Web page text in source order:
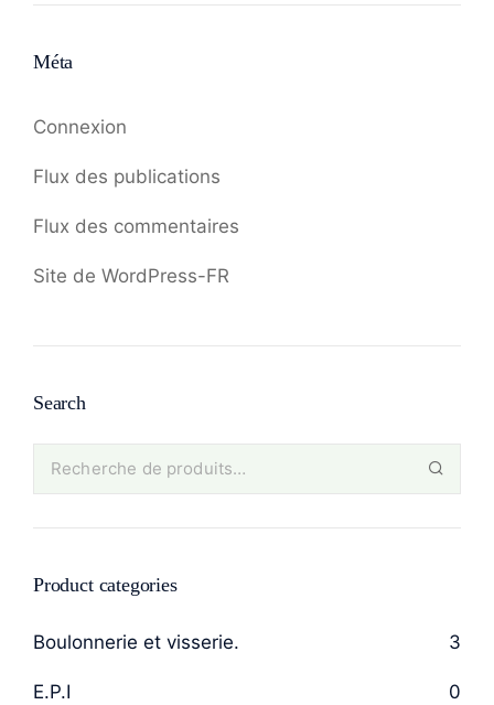
Méta
Connexion
Flux des publications
Flux des commentaires
Site de WordPress-FR
Search
Product categories
Boulonnerie et visserie. 3
E.P.I 0